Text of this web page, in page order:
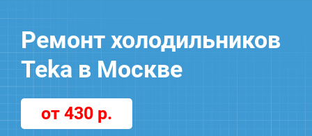
Ремонт холодильников
Teka в Москве
от 430 р.